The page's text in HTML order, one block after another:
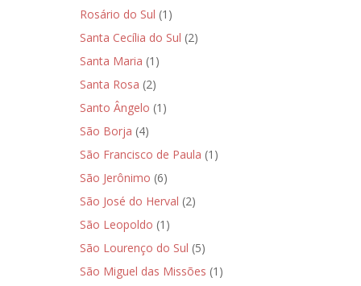
Rosário do Sul (1)
Santa Cecília do Sul (2)
Santa Maria (1)
Santa Rosa (2)
Santo Ângelo (1)
São Borja (4)
São Francisco de Paula (1)
São Jerônimo (6)
São José do Herval (2)
São Leopoldo (1)
São Lourenço do Sul (5)
São Miguel das Missões (1)